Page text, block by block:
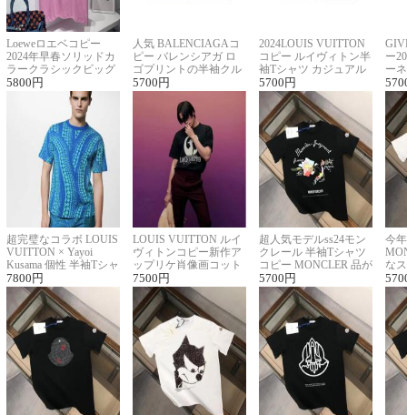
Loeweロエベコピー
2024年早春ソリッドカ
ラークラシックビッグ
ロゴ刺繍Tシャツ
5800 円
人気 BALENCIAGAコ
ピー バレンシアガ ロ
ゴプリントの半袖クル
ーネックTシャツ
5700 円
2024LOUIS VUITTON
コピー ルイヴィトン半
袖Tシャツ カジュアル
に馴染む 2色展開
5700 円
ー
ー
ー
超完璧なコラボ LOUIS
VUITTON × Yayoi
Kusama 個性 半袖Tシャ
ツコピー男女兼用
7800 円
LOUIS VUITTON ルイ
ヴィトンコピー新作ア
ップリケ肖像画コット
ンニット半袖Tシャツ
7500 円
超人気モデルss24モン
クレール 半袖Tシャツ
コピー MONCLER 品が
良く見た目
5700 円
今
な
ル